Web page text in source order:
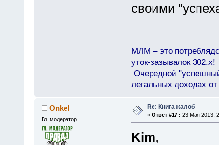
своими
МЛМ – это
уток-зазывалок 302.x!
Очередной
легальных доходах
Onkel
Гл. модератор
Re: Книга жалоб
« Ответ #17 : 23 Мая 2013,
Kim,